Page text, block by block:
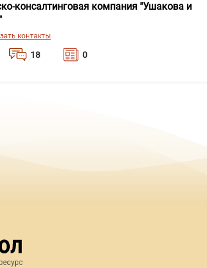
консалтинговая компания "Ушакова и
контакты
18 0